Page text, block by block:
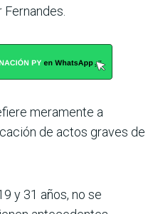
meramente a
de actos graves de
y 31 años, no se